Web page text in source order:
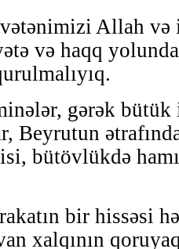
Allah və
və haqq
gərək
Beyrutun
bütövlükdə
bir hissəsi
xalqının